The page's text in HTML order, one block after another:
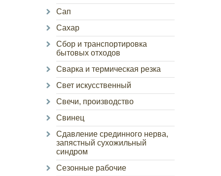
Сап
Сахар
Сбор и транспортировка
бытовых отходов
Сварка и термическая резка
Свет искусственный
Свечи, производство
Свинец
Сдавление срединного нерва,
запястный сухожильный
синдром
Сезонные рабочие